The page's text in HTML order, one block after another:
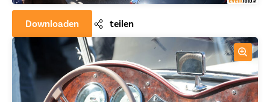
Downloaden teilen